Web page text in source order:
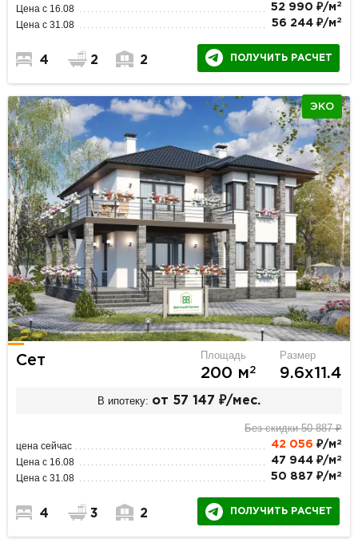
Цена с 16.08 52 990 ₽/м 2
Цена с 31.08 56 244 ₽/м 2
4 2 2 ПОЛУЧИТЬ РАСЧЕТ
ЭКО
Сет Площадь
200 м2
Размер
9.6х11.4
В ипотеку: от 57 147 ₽/мес.
Без скидки 50 887 ₽
цена сейчас 42 056 ₽/м 2
Цена с 16.08 47 944 ₽/м 2
Цена с 31.08 50 887 ₽/м 2
4 3 2 ПОЛУЧИТЬ РАСЧЕТ